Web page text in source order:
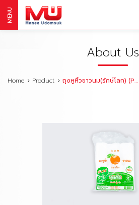
MENU
About Us
Home Product ถุงหูหิ้วขาวนม(รักษ์โลก) (PE)